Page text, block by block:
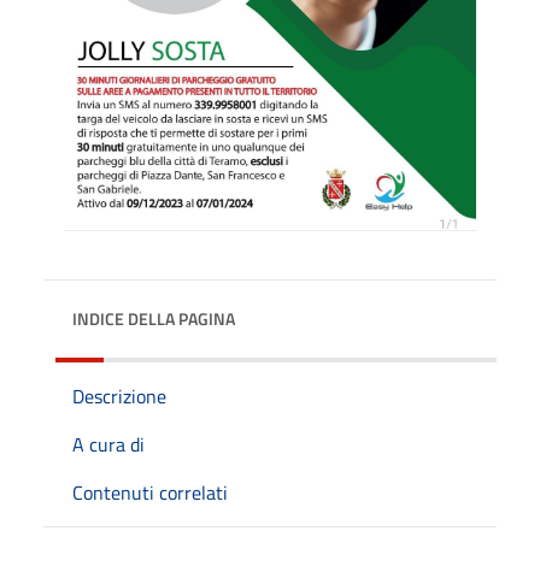
INDICE DELLA PAGINA
Descrizione
A cura di
Contenuti correlati